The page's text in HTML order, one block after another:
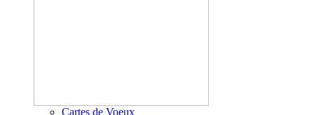
Cartes de Voeux